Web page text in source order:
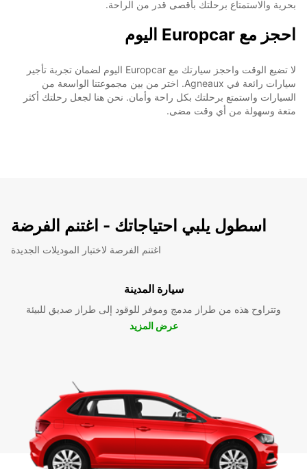
بحرية والاستمتاع برحلتك بأقصى قدر من الراحة.
احجز مع Europcar اليوم
لا تضيع الوقت واحجز سيارتك مع Europcar اليوم لضمان تجربة تأجير
سيارات رائعة في Agneaux. اختر من بين مجموعتنا الواسعة من
السيارات واستمتع برحلتك بكل راحة وأمان. نحن هنا لجعل رحلتك أكثر
متعة وسهولة من أي وقت مضى.
اسطول يلبي احتياجاتك - اغتنم الفرضة
اغتنم الفرصة لاختبار الموديلات الجديدة
سيارة المدينة
وتتراوح هذه من طراز مدمج وموفر للوقود إلى طراز صديق للبيئة
عرض المزيد